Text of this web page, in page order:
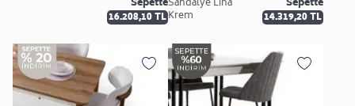
Sepette
16.208,10 TL
Sandalye Lina
Krem
Sepette
14.319,20 TL